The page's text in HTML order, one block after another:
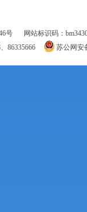
号
网站标识码：
86335666 苏公网安